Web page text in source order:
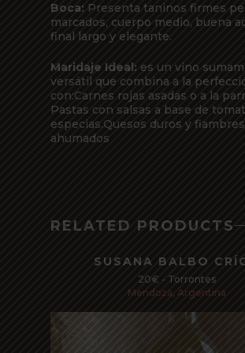
Boca: Presenta taninos firmes
marcados, cuerpo medio, buena
final largo y elegante.
Maridaje Ideal: es un vino
versátil que combina a la
con:Carnes rojas asadas o a la
Pastas con salsas a base de
especias.Quesos duros y fiambres
ahumados
RELATED PRODUCTS
SUSANA BALBO
20€ - Torrontes
Mendoza, Argentina